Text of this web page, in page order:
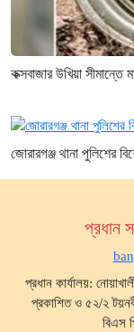
কক্সবাজার উখিয়া
জোরারগঞ্জ থানা পুলিশের
প্রধান
প্রধান কার্যালয়:
প্রকাশিত ও ৫২/২
বিএস